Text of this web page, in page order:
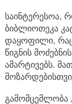
საინტერესოა,
ბიბლიოთეკა
დაყოფილი,
წიგნის
ამარტივებს.
გამომცემლობა